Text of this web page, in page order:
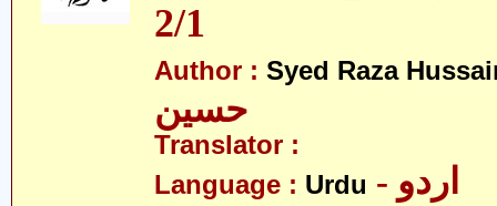
2/1
Author : Syed Raza
حسین
Translator :
Language : Urdu - اردو